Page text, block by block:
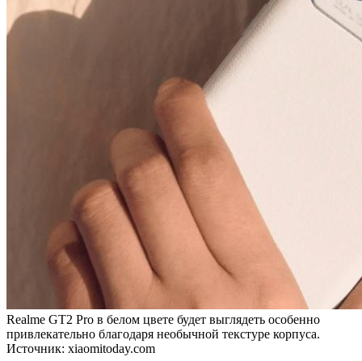
Realme GT2 Pro в белом цвете будет выглядеть особенно
привлекательно благодаря необычной текстуре корпуса.
Источник: xiaomitoday.com